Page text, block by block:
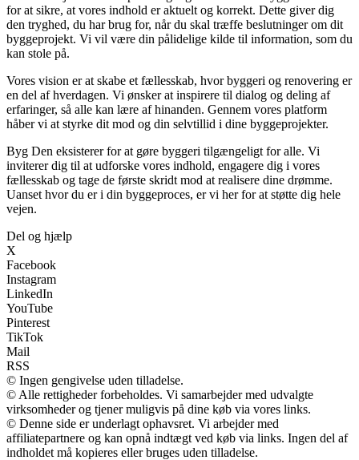
for at sikre, at vores indhold er aktuelt og korrekt. Dette giver dig
den tryghed, du har brug for, når du skal træffe beslutninger om dit
byggeprojekt. Vi vil være din pålidelige kilde til information, som du
kan stole på.
Vores vision er at skabe et fællesskab, hvor byggeri og renovering er
en del af hverdagen. Vi ønsker at inspirere til dialog og deling af
erfaringer, så alle kan lære af hinanden. Gennem vores platform
håber vi at styrke dit mod og din selvtillid i dine byggeprojekter.
Byg Den eksisterer for at gøre byggeri tilgængeligt for alle. Vi
inviterer dig til at udforske vores indhold, engagere dig i vores
fællesskab og tage de første skridt mod at realisere dine drømme.
Uanset hvor du er i din byggeproces, er vi her for at støtte dig hele
vejen.
Del og hjælp
X
Facebook
Instagram
LinkedIn
YouTube
Pinterest
TikTok
Mail
RSS
© Ingen gengivelse uden tilladelse.
© Alle rettigheder forbeholdes. Vi samarbejder med udvalgte
virksomheder og tjener muligvis på dine køb via vores links.
© Denne side er underlagt ophavsret. Vi arbejder med
affiliatepartnere og kan opnå indtægt ved køb via links. Ingen del af
indholdet må kopieres eller bruges uden tilladelse.